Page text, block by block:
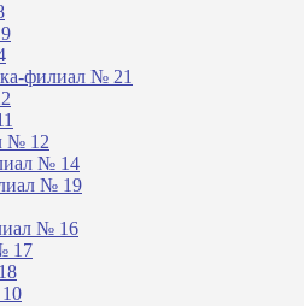
филиал № 21
№ 12
№ 14
№ 19
№ 16
17